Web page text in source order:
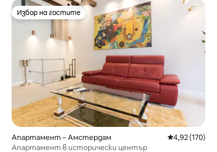
Избор на гостите
Избор на гостите
Апартамент – Амстердам Средна
4,92 (170)
Апартамент в исторически център